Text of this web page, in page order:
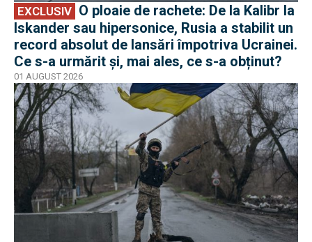
EXCLUSIV
Iskander sau hipersonice, Rusia a stabilit un
record absolut de lansări împotriva Ucrainei.
Ce s-a urmărit și, mai ales, ce s-a obținut?
01 AUGUST 2026